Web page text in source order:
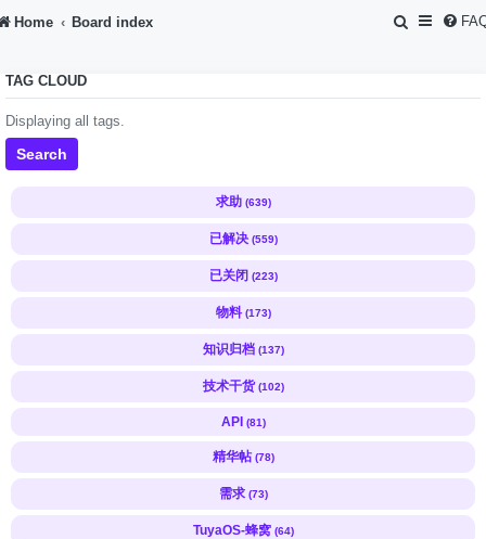
Home Board index
S
TAG CLOUD
Displaying all tags.
Search
求助 (639)
已解决 (559)
已关闭 (223)
物料 (173)
知识归档 (137)
技术干货 (102)
API (81)
精华帖 (78)
需求 (73)
TuyaOS-蜂窝 (64)